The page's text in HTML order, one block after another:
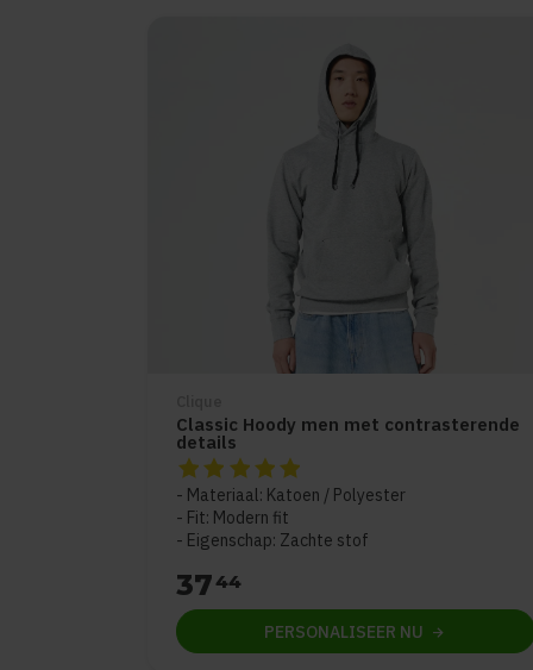
Classic Hoody men met contrasterende
details
De beoordeling van dit product is
Materiaal: Katoen / Polyester
Fit: Modern fit
Eigenschap: Zachte stof
3744
PERSONALISEER NU